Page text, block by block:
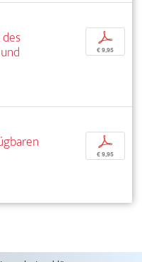
p
€ 9,95
p
€ 9,95